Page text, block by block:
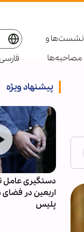
نشست‌ها و
مصاحبه‌ها
فارسی
پیشنهاد ویژه
دستگیری عامل
اربعین در
پلیس